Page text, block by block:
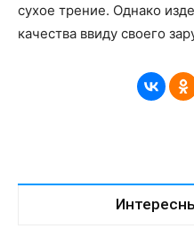
сухое трение. Однако
качества ввиду своего